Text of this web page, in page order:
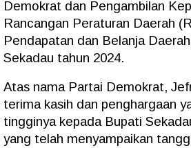
Demokrat dan Pengambilan
Rancangan Peraturan Daerah
Pendapatan dan Belanja
Sekadau tahun 2024.
Atas nama Partai Demokrat,
terima kasih dan penghargaan
tingginya kepada Bupati
yang telah menyampaikan